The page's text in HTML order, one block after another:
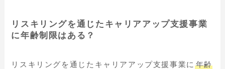
リスキリングを通じたキャリアアップ支援事業
に年齢制限はある？
リスキリングを通じたキャリアアップ支援事業に 年齢